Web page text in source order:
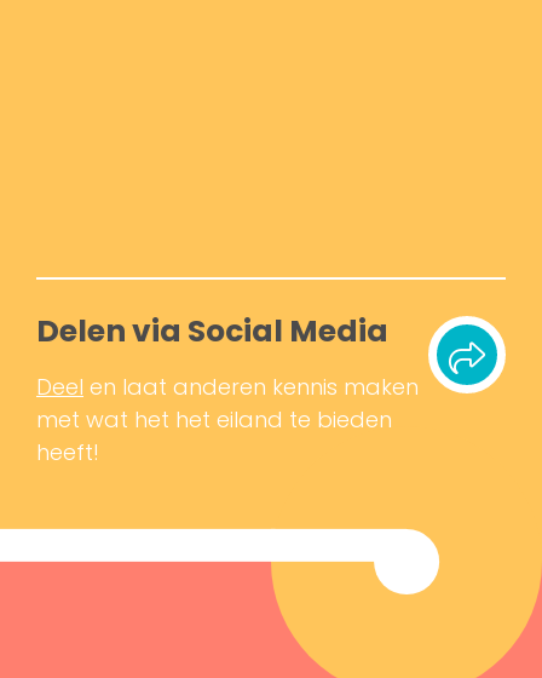
Delen via Social Media
Deel en laat anderen kennis maken
met wat het het eiland te bieden
heeft!